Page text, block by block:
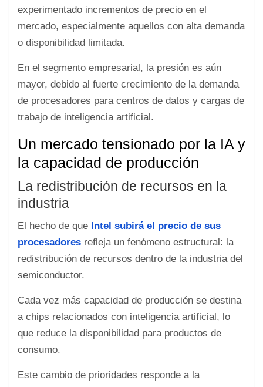
experimentado incrementos de precio en el
mercado, especialmente aquellos con alta demanda
o disponibilidad limitada.
En el segmento empresarial, la presión es aún
mayor, debido al fuerte crecimiento de la demanda
de procesadores para centros de datos y cargas de
trabajo de inteligencia artificial.
Un mercado tensionado por la IA y
la capacidad de producción
La redistribución de recursos en la
industria
El hecho de que Intel subirá el precio de sus
procesadores refleja un fenómeno estructural: la
redistribución de recursos dentro de la industria del
semiconductor.
Cada vez más capacidad de producción se destina
a chips relacionados con inteligencia artificial, lo
que reduce la disponibilidad para productos de
consumo.
Este cambio de prioridades responde a la